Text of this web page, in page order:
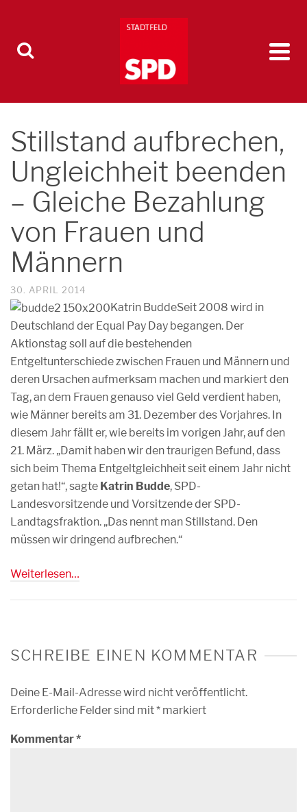
Stillstand aufbrechen,
Ungleichheit beenden
– Gleiche Bezahlung
von Frauen und
Männern
30. APRIL 2014
Katrin BuddeSeit 2008 wird in
Deutschland der Equal Pay Day begangen. Der
Aktionstag soll auf die bestehenden
Entgeltunterschiede zwischen Frauen und Männern und
deren Ursachen aufmerksam machen und markiert den
Tag, an dem Frauen genauso viel Geld verdient haben,
wie Männer bereits am 31. Dezember des Vorjahres. In
diesem Jahr fällt er, wie bereits im vorigen Jahr, auf den
21. März. „Damit haben wir den traurigen Befund, dass
sich beim Thema Entgeltgleichheit seit einem Jahr nicht
getan hat!“, sagte Katrin Budde, SPD-
Landesvorsitzende und Vorsitzende der SPD-
Landtagsfraktion. „Das nennt man Stillstand. Den
müssen wir dringend aufbrechen.“
Weiterlesen…
SCHREIBE EINEN KOMMENTAR
Deine E-Mail-Adresse wird nicht veröffentlicht.
Erforderliche Felder sind mit* markiert
Kommentar*